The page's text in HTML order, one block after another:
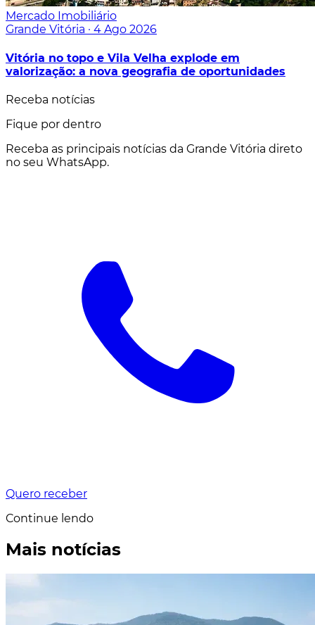
Mercado Imobiliário
Grande Vitória · 4 Ago 2026
Vitória no topo e Vila Velha explode em
valorização: a nova geografia de oportunidades
Receba notícias
Fique por dentro
Receba as principais notícias da Grande Vitória direto
no seu WhatsApp.
Quero receber
Continue lendo
Mais notícias